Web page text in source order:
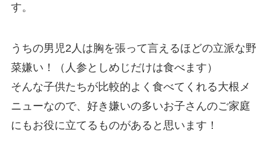
す。
うちの男児2人は胸を張って言えるほどの立派な野
菜嫌い！（人参としめじだけは食べます）
そんな子供たちが比較的よく食べてくれる大根メ
ニューなので、好き嫌いの多いお子さんのご家庭
にもお役に立てるものがあると思います！